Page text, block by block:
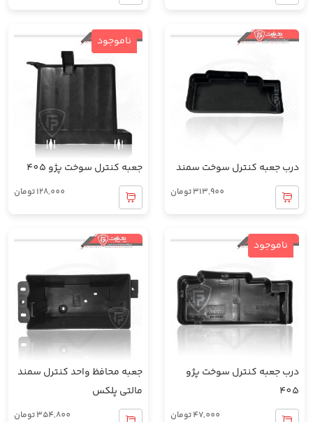
درب جعبه کنترل سوخت سمند
313,900تومان
ناموجود
جعبه کنترل سوخت پژو 405
128,000تومان
ناموجود
درب جعبه کنترل سوخت پژو
405
47,000تومان
جعبه محافظ واحد کنترل سمند
مالتی پلکس
354,800تومان